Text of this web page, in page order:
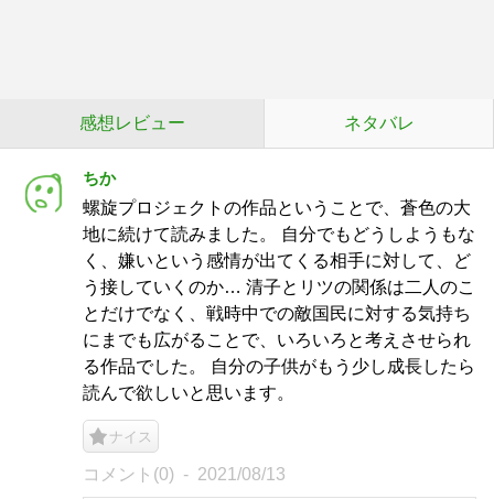
感想レビュー ネタバレ
ちか
螺旋プロジェクトの作品ということで、蒼色の大
地に続けて読みました。 自分でもどうしようもな
く、嫌いという感情が出てくる相手に対して、ど
う接していくのか… 清子とリツの関係は二人のこ
とだけでなく、戦時中での敵国民に対する気持ち
にまでも広がることで、いろいろと考えさせられ
る作品でした。 自分の子供がもう少し成長したら
読んで欲しいと思います。
ナイス
コメント(0) 2021/08/13